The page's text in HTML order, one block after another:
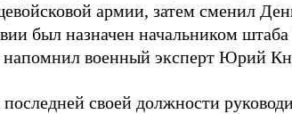
армии, затем сменил
был назначен начальником
военный эксперт Юрий
своей должности